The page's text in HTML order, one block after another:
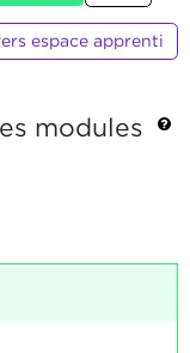
espace apprenti
modules